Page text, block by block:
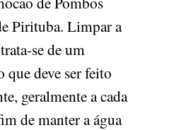
Pirituba. Limpar a
se de um
que deve ser feito
geralmente a cada
de manter a água